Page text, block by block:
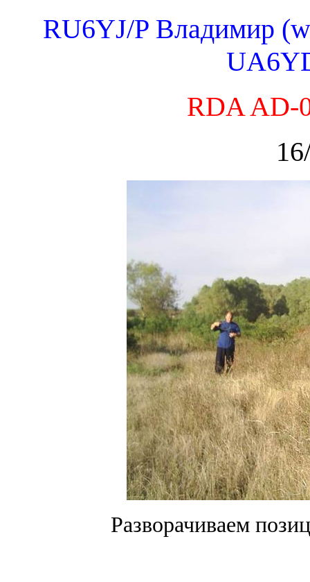
RU6YJ/P Владимир
RDA AD-
Разворачиваем